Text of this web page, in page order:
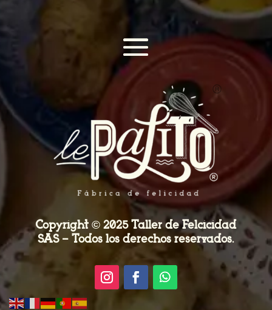
Copyright © 2025 Taller de Felcicidad
SAS – Todos los derechos reservados.